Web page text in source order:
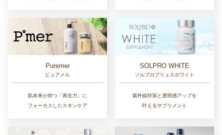
Puremer
ピュアメル
肌本来が持つ「再生力」に
フォーカスしたスキンケア
SOLPRO WHITE
ソルプロプリュスホワイト
紫外線対策と透明感アップを
叶えるサプリメント